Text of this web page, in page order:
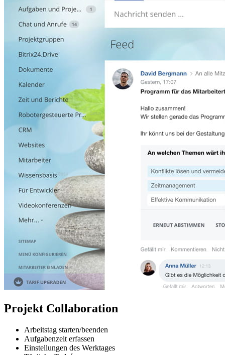
Projekt Collaboration
Arbeitstag starten/beenden
Aufgabenzeit erfassen
Einstellungen des Werktages